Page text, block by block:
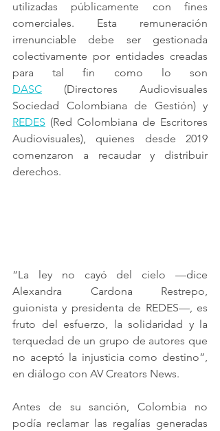
utilizadas públicamente con fines
comerciales. Esta remuneración
irrenunciable debe ser gestionada
colectivamente por entidades creadas
DASC (Directores Audiovisuales
REDES (Red Colombiana de Escritores
Audiovisuales), quienes desde 2019
comenzaron a recaudar y distribuir
derechos.
“La ley no cayó del cielo —dice
Alexandra Cardona Restrepo,
guionista y presidenta de REDES—, es
fruto del esfuerzo, la solidaridad y la
terquedad de un grupo de autores que
no aceptó la injusticia como destino”,
en diálogo con AV Creators News.
Antes de su sanción, Colombia no
podía reclamar las regalías generadas